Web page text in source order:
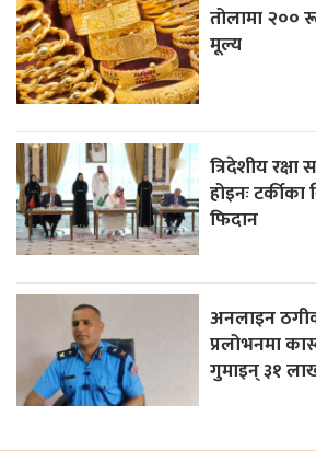
तोलामा २००
मूल्य
त्रिदेशीय रक्षा
होइनः
फिदान
अनलाइन
प्रलोभनमा
गुमाइन् ३१